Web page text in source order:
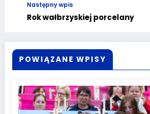
Następny wpis
Rok wałbrzyskiej porcelany
POWIĄZANE WPISY